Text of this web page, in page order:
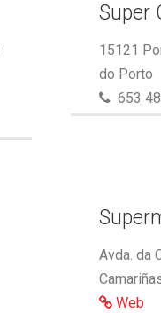
Super
15121
do Porto
653
Avda. da
Web